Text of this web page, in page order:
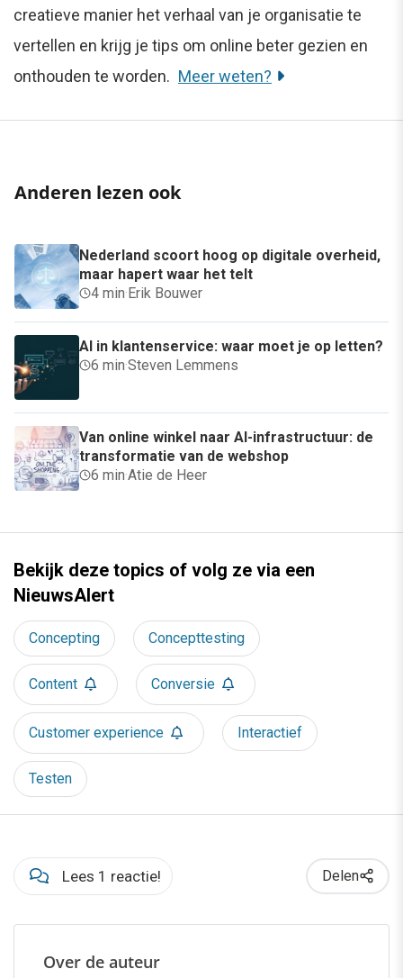
creatieve manier het verhaal van je organisatie te
vertellen en krijg je tips om online beter gezien en
onthouden te worden. Meer weten?
Anderen lezen ook
Nederland scoort hoog op digitale overheid,
maar hapert waar het telt
4 min·Erik Bouwer
AI in klantenservice: waar moet je op letten?
6 min·Steven Lemmens
Van online winkel naar AI-infrastructuur: de
transformatie van de webshop
6 min·Atie de Heer
Bekijk deze topics of volg ze via een
NieuwsAlert
Concepting Concepttesting
Content Conversie
Customer experience Interactief
Testen
Lees 1 reactie! Delen
Over de auteur